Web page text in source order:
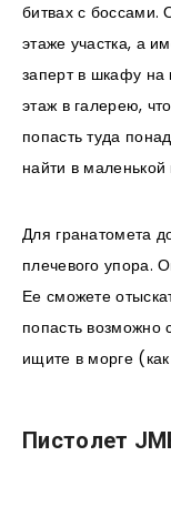
битвах с боссами.
этаже участка, а
заперт в шкафу на
этаж в галерею,
попасть туда
найти в
Для гранатомета
плечевого упора.
Ее сможете
попасть
ищите в морге
Пистолет